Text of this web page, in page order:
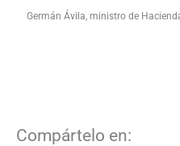
Germán Ávila, ministro de
Compártelo en: